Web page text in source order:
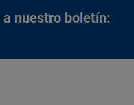
nuestro boletín: